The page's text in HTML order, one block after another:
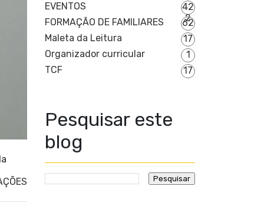
EVENTOS
42
2
FORMAÇÃO DE FAMILIARES
62
Maleta da Leitura
17
Organizador curricular
1
TCF
17
Pesquisar este
blog